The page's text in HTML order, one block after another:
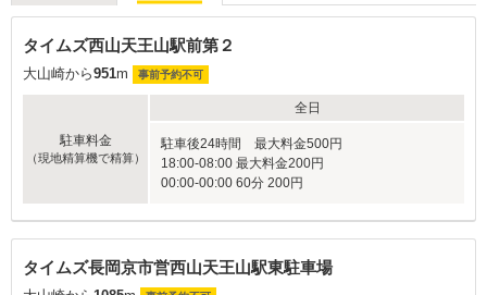
タイムズ西山天王山駅前第２
大山崎から951m 事前予約不可
駐車料金
（現地精算機で精算）
全日
駐車後24時間 最大料金500円
18:00-08:00 最大料金200円
00:00-00:00 60分 200円
タイムズ長岡京市営西山天王山駅東駐車場